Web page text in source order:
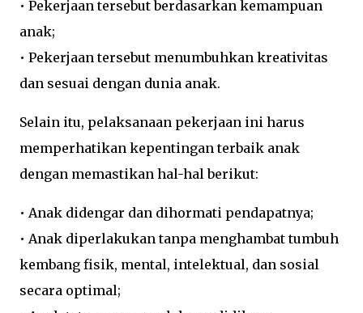
• Pekerjaan tersebut berdasarkan kemampuan
anak;
• Pekerjaan tersebut menumbuhkan kreativitas
dan sesuai dengan dunia anak.
Selain itu, pelaksanaan pekerjaan ini harus
memperhatikan kepentingan terbaik anak
dengan memastikan hal-hal berikut:
• Anak didengar dan dihormati pendapatnya;
• Anak diperlakukan tanpa menghambat tumbuh
kembang fisik, mental, intelektual, dan sosial
secara optimal;